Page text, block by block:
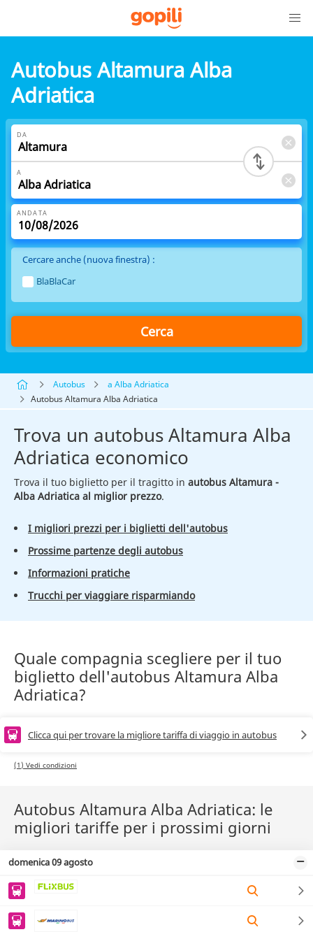
Autobus Altamura Alba
Adriatica
DA
A
ANDATA
Cercare anche (nuova finestra) :
BlaBlaCar
Cerca
Autobus
a Alba Adriatica
Autobus Altamura Alba Adriatica
Trova un autobus Altamura Alba
Adriatica economico
Trova il tuo biglietto per il tragitto in autobus Altamura -
Alba Adriatica al miglior prezzo.
I migliori prezzi per i biglietti dell'autobus
Prossime partenze degli autobus
Informazioni pratiche
Trucchi per viaggiare risparmiando
Quale compagnia scegliere per il tuo
biglietto dell'autobus Altamura Alba
Adriatica?
Clicca qui per trovare la migliore tariffa di viaggio in autobus
(1) Vedi condizioni
Autobus Altamura Alba Adriatica: le
migliori tariffe per i prossimi giorni
domenica 09 agosto